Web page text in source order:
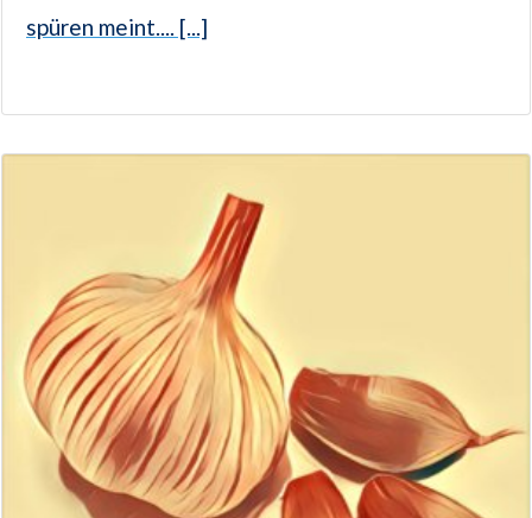
spüren meint.... [...]